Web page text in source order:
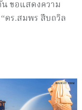
ขอแสดงความ
ดร.สมพร สืบถวิล